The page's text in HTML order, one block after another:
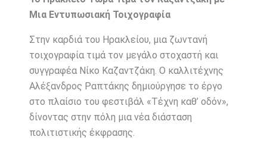
Μια Εντυπωσιακή Τοιχογραφία
Στην καρδιά του Ηρακλείου, μια ζωντανή
τοιχογραφία τιμά τον μεγάλο στοχαστή και
συγγραφέα Νίκο Καζαντζάκη. Ο καλλιτέχνης
Αλέξανδρος Ραπτάκης δημιούργησε το έργο
στο πλαίσιο του φεστιβάλ «Τέχνη καθ’ οδόν»,
δίνοντας στην πόλη μια νέα διάσταση
πολιτιστικής έκφρασης.